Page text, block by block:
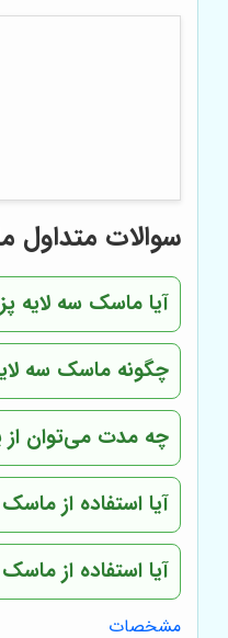
سوالات متداول
آیا ماسک سه
چگونه ماسک سه
چه مدت می‌توان از
آیا استفاده از
آیا استفاده از
مشخصات